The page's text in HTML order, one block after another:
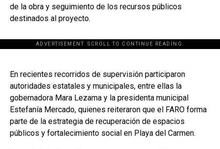
de la obra y seguimiento de los recursos públicos
destinados al proyecto.
ADVERTISEMENT. SCROLL TO CONTINUE READING.
[adsforwp id="243463"]
En recientes recorridos de supervisión participaron
autoridades estatales y municipales, entre ellas la
gobernadora Mara Lezama y la presidenta municipal
Estefanía Mercado, quienes reiteraron que el FARO forma
parte de la estrategia de recuperación de espacios
públicos y fortalecimiento social en Playa del Carmen.